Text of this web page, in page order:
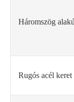
Háromszög alakú
Rugós acél keret